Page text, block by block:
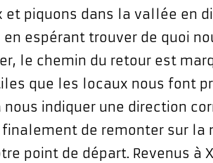
et piquons dans la vallée en
espérant trouver de quoi
le chemin du retour est
que les locaux nous font
nous indiquer une direction
de remonter sur la
point de départ. Revenus à